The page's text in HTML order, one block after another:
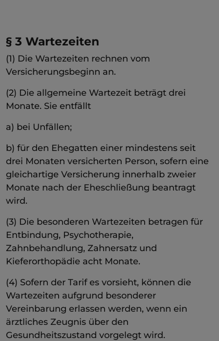
§ 3 Wartezeiten
(1) Die Wartezeiten rechnen vom
Versicherungsbeginn an.
(2) Die allgemeine Wartezeit beträgt drei
Monate. Sie entfällt
a) bei Unfällen;
b) für den Ehegatten einer mindestens seit
drei Monaten versicherten Person, sofern eine
gleichartige Versicherung innerhalb zweier
Monate nach der Eheschließung beantragt
wird.
(3) Die besonderen Wartezeiten betragen für
Entbindung, Psychotherapie,
Zahnbehandlung, Zahnersatz und
Kieferorthopädie acht Monate.
(4) Sofern der Tarif es vorsieht, können die
Wartezeiten aufgrund besonderer
Vereinbarung erlassen werden, wenn ein
ärztliches Zeugnis über den
Gesundheitszustand vorgelegt wird.